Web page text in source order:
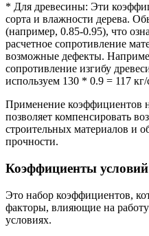
* Для древесины: Эти
сорта и влажности дерева.
(например, 0.85-0.95), что
расчетное сопротивление
возможные дефекты.
сопротивление изгибу
используем 130 * 0.9 = 117 кг/
Применение коэффициентов
позволяет компенсировать
строительных материалов и
прочности.
Коэффициенты
Это набор коэффициентов,
факторы, влияющие на
условиях.